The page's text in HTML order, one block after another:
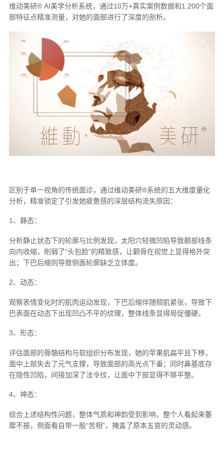
维动美研® AI美学分析系统，通过10万+真实案例数据和1,200个面
部特征点精准测量，对她的面部进行了深度的剖析。
区别于单一视角的传统面诊，通过维动美研®系统的五大维度量化
分析，精准锁定了引发她疲惫感的深层结构流失原因：
1、静态：
分析静止状态下的轮廓与比例发现，太阳穴轻微凹陷导致颞部线条
向内收缩，削弱了“头包脸”的精致感，让颧骨在视觉上显得格外突
出；下巴后缩则导致侧面轮廓缺乏立体度。
2、动态：
观察表情变化时的肌肉运动发现，下巴后缩伴随颏肌紧张，导致下
巴表面在动态下出现凹凸不平的纹理，整体线条显得局促僵硬。
3、形态：
评估面部的骨骼结构与软组织分布发现，她的苹果肌扁平且下移，
面中上部失去了元气支撑，导致面部的高光点下垂；同时鼻基底存
在隐性凹陷，间接加深了法令纹，让面中下部显得不够平整。
4、神态：
综合上述结构性问题，整体气质和神韵受到影响，整个人看起来萎
靡不振，侧面看自带一股“苦相”，掩盖了原本五官的灵动感。